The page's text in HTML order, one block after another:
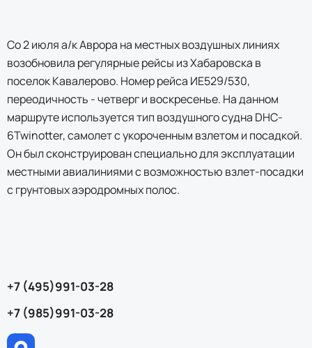
Со 2 июля а/к Аврора на местных воздушных линиях
возобновила регулярные рейсы из Хабаровска в
поселок Кавалерово. Номер рейса ИЕ529/530,
переодичность - четверг и воскресенье. На данном
маршруте используется тип воздушного судна DHC-
6Twinotter, самолет с укороченным взлетом и посадкой.
Он был сконструирован специально для эксплуатации
местными авиалиниями с возможностью взлет-посадки
с грунтовых аэродромных полос.
+7 (495)991-03-28
+7 (985)991-03-28